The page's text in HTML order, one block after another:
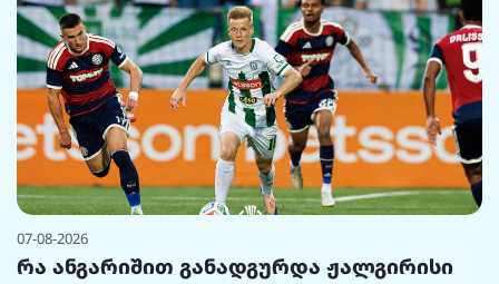
07-08-2026
რა ანგარიშით განადგურდა ჟალგირისი